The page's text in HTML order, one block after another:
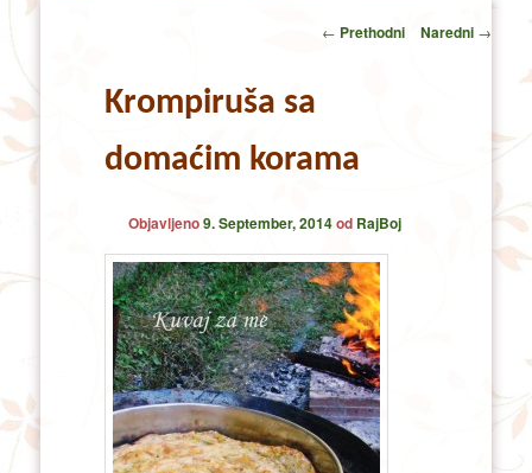
Post
← Prethodni Naredni →
Krompiruša sa
domaćim korama
Objavljeno9. September, 2014od RajBoj